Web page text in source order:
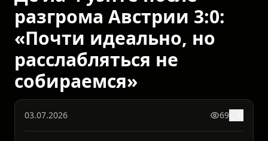
разгрома Австрии 3:0:
«Почти идеально, но
расслабляться не
собираемся»
03.07.2026 69